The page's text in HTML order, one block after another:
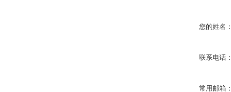
您的姓名：
联系电话：
常用邮箱：